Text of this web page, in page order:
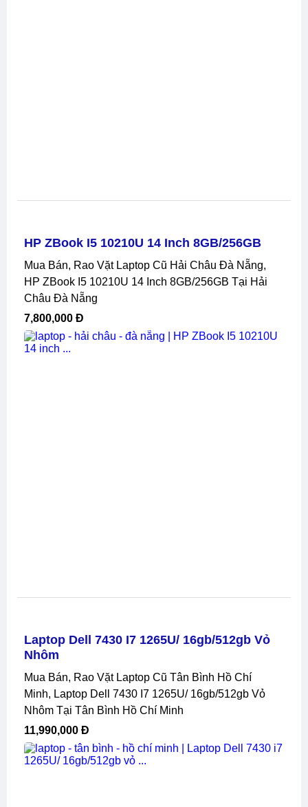
HP ZBook I5 10210U 14 Inch 8GB/256GB
Mua Bán, Rao Vặt Laptop Cũ Hải Châu Đà Nẵng,
HP ZBook I5 10210U 14 Inch 8GB/256GB Tại Hải
Châu Đà Nẵng
7,800,000 Đ
Laptop Dell 7430 I7 1265U/ 16gb/512gb Vỏ
Nhôm
Mua Bán, Rao Vặt Laptop Cũ Tân Bình Hồ Chí
Minh, Laptop Dell 7430 I7 1265U/ 16gb/512gb Vỏ
Nhôm Tại Tân Bình Hồ Chí Minh
11,990,000 Đ